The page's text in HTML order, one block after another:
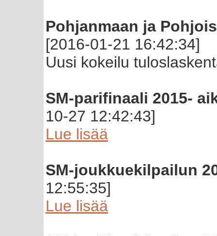
Pohjanmaan ja
[2016-01-21 16:42:34]
Uusi kokeilu
SM-parifinaali 2015-
10-27 12:42:43]
Lue lisää
SM-joukkuekilpailun
12:55:35]
Lue lisää